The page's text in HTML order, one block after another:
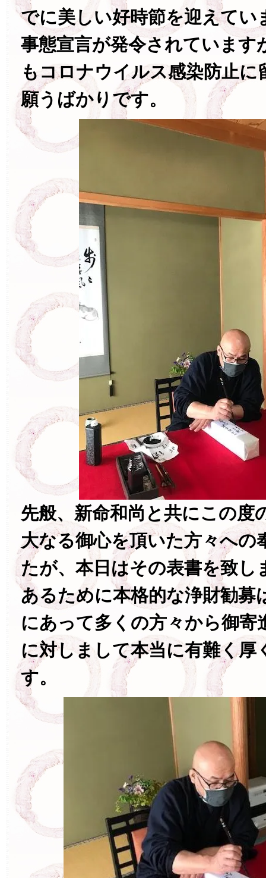
でに美しい好時節を迎えてい
事態宣言が発令されています
もコロナウイルス感染防止
願うばかりです。
先般、新命和尚と共にこの度
大なる御心を頂いた方々への
たが、本日はその表書を致し
あるために本格的な浄財勧募
にあって多くの方々から御寄
に対しまして本当に有難く厚
す。